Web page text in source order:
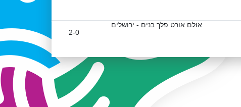
אולם אורט פלך בנים - ירושלים
2-0